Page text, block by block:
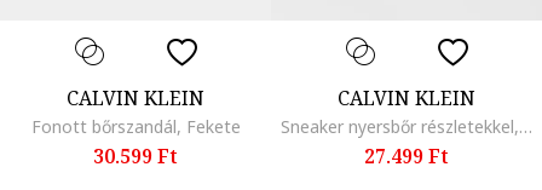
CALVIN KLEIN
Fonott bőrszandál, Fekete
30.599 Ft
CALVIN KLEIN
Sneaker nyersbőr részletekkel, Fekete
27.499 Ft